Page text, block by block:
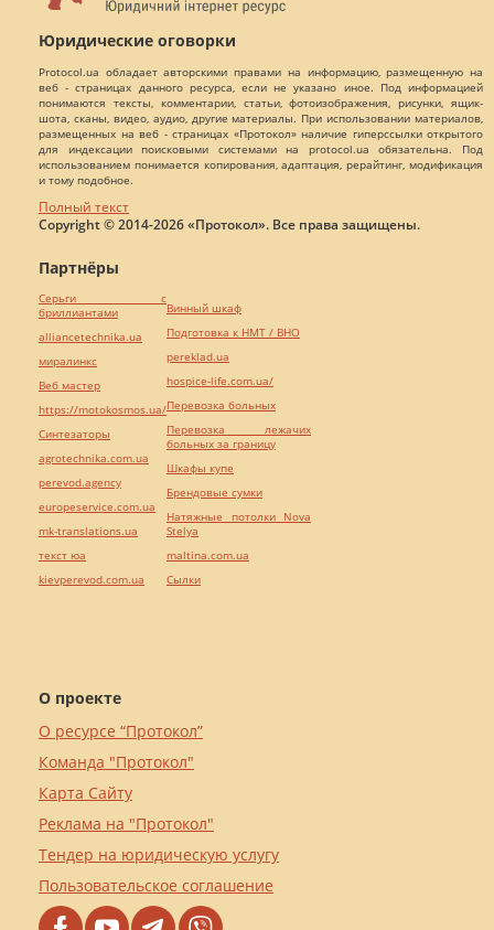
Юридические оговорки
Protocol.ua обладает авторскими правами на информацию, размещенную на
веб - страницах данного ресурса, если не указано иное. Под информацией
понимаются тексты, комментарии, статьи, фотоизображения, рисунки, ящик-
шота, сканы, видео, аудио, другие материалы. При использовании материалов,
размещенных на веб - страницах «Протокол» наличие гиперссылки открытого
для индексации поисковыми системами на protocol.ua обязательна. Под
использованием понимается копирования, адаптация, рерайтинг, модификация
и тому подобное.
Полный текст
Copyright © 2014-2026 «Протокол». Все права защищены.
О проекте
О ресурсе “Протокол”
Команда "Протокол"
Карта Сайту
Реклама на "Протокол"
Тендер на юридическую услугу
Пользовательское соглашение
Партнёры
Серьги с
бриллиантами
alliancetechnika.ua
миралинкс
Веб мастер
https://motokosmos.ua/
Синтезаторы
agrotechnika.com.ua
perevod.agency
europeservice.com.ua
mk-translations.ua
текст юа
kievperevod.com.ua
Винный шкаф
Подготовка к НМТ / ВНО
pereklad.ua
hospice-life.com.ua/
Перевозка больных
Перевозка лежачих
больных за границу
Шкафы купе
Брендовые сумки
Натяжные потолки Nova
Stelya
maltina.com.ua
Cылки